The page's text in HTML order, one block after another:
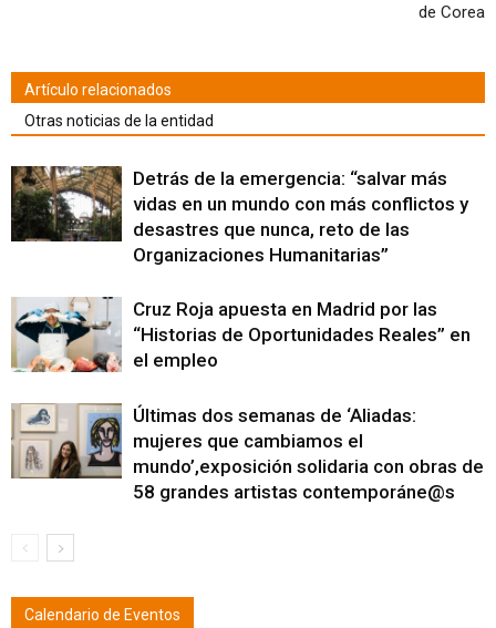
de Corea
Artículo relacionados
Otras noticias de la entidad
Detrás de la emergencia: “salvar más
vidas en un mundo con más conflictos y
desastres que nunca, reto de las
Organizaciones Humanitarias”
Cruz Roja apuesta en Madrid por las
“Historias de Oportunidades Reales” en
el empleo
Últimas dos semanas de ‘Aliadas:
mujeres que cambiamos el
mundo’,exposición solidaria con obras de
58 grandes artistas contemporáne@s
Calendario de Eventos